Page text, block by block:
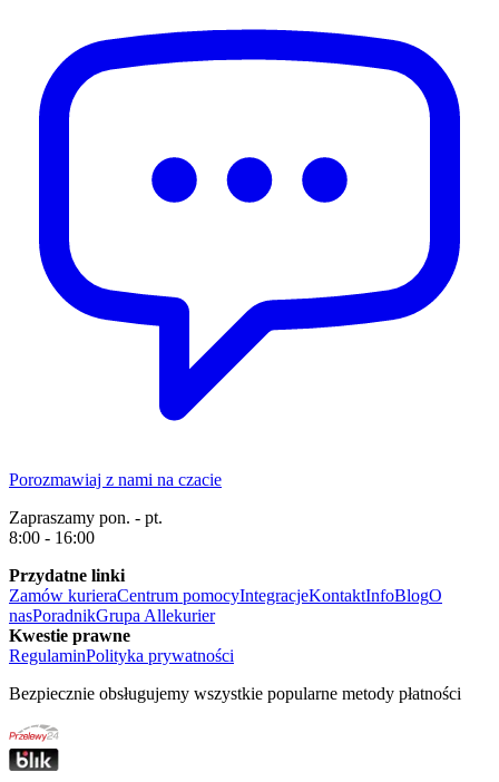
Porozmawiaj z nami na czacie
Zapraszamy pon. - pt.
8:00 - 16:00
Przydatne linki
Zamów kurieraCentrum pomocyIntegracjeKontaktInfoBlogO
nasPoradnikGrupa Allekurier
Kwestie prawne
RegulaminPolityka prywatności
Bezpiecznie obsługujemy wszystkie popularne metody płatności